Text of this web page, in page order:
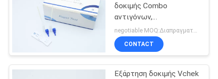
ΠΕΡΊΠΟΥ
ΕΜΕΊΣ
ΓΎΡΟΣ
δοκιμής Combo
αντιγόνων,
χρωματομετρική
εξάρτηση δοκιμής
2019nCov
negotiable MOQ:Διαπραγματεύσιμος
CONTACT
Εξάρτηση δοκιμής Vchek